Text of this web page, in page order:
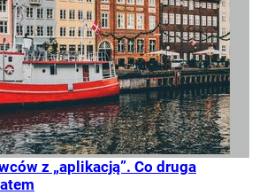
z „aplikacją”. Co druga